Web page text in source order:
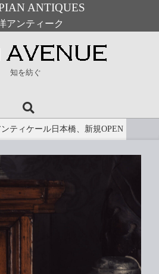
ANTIQUES
アンティーク
知を紡ぐ
Search
ティケール日本橋、新規OPEN